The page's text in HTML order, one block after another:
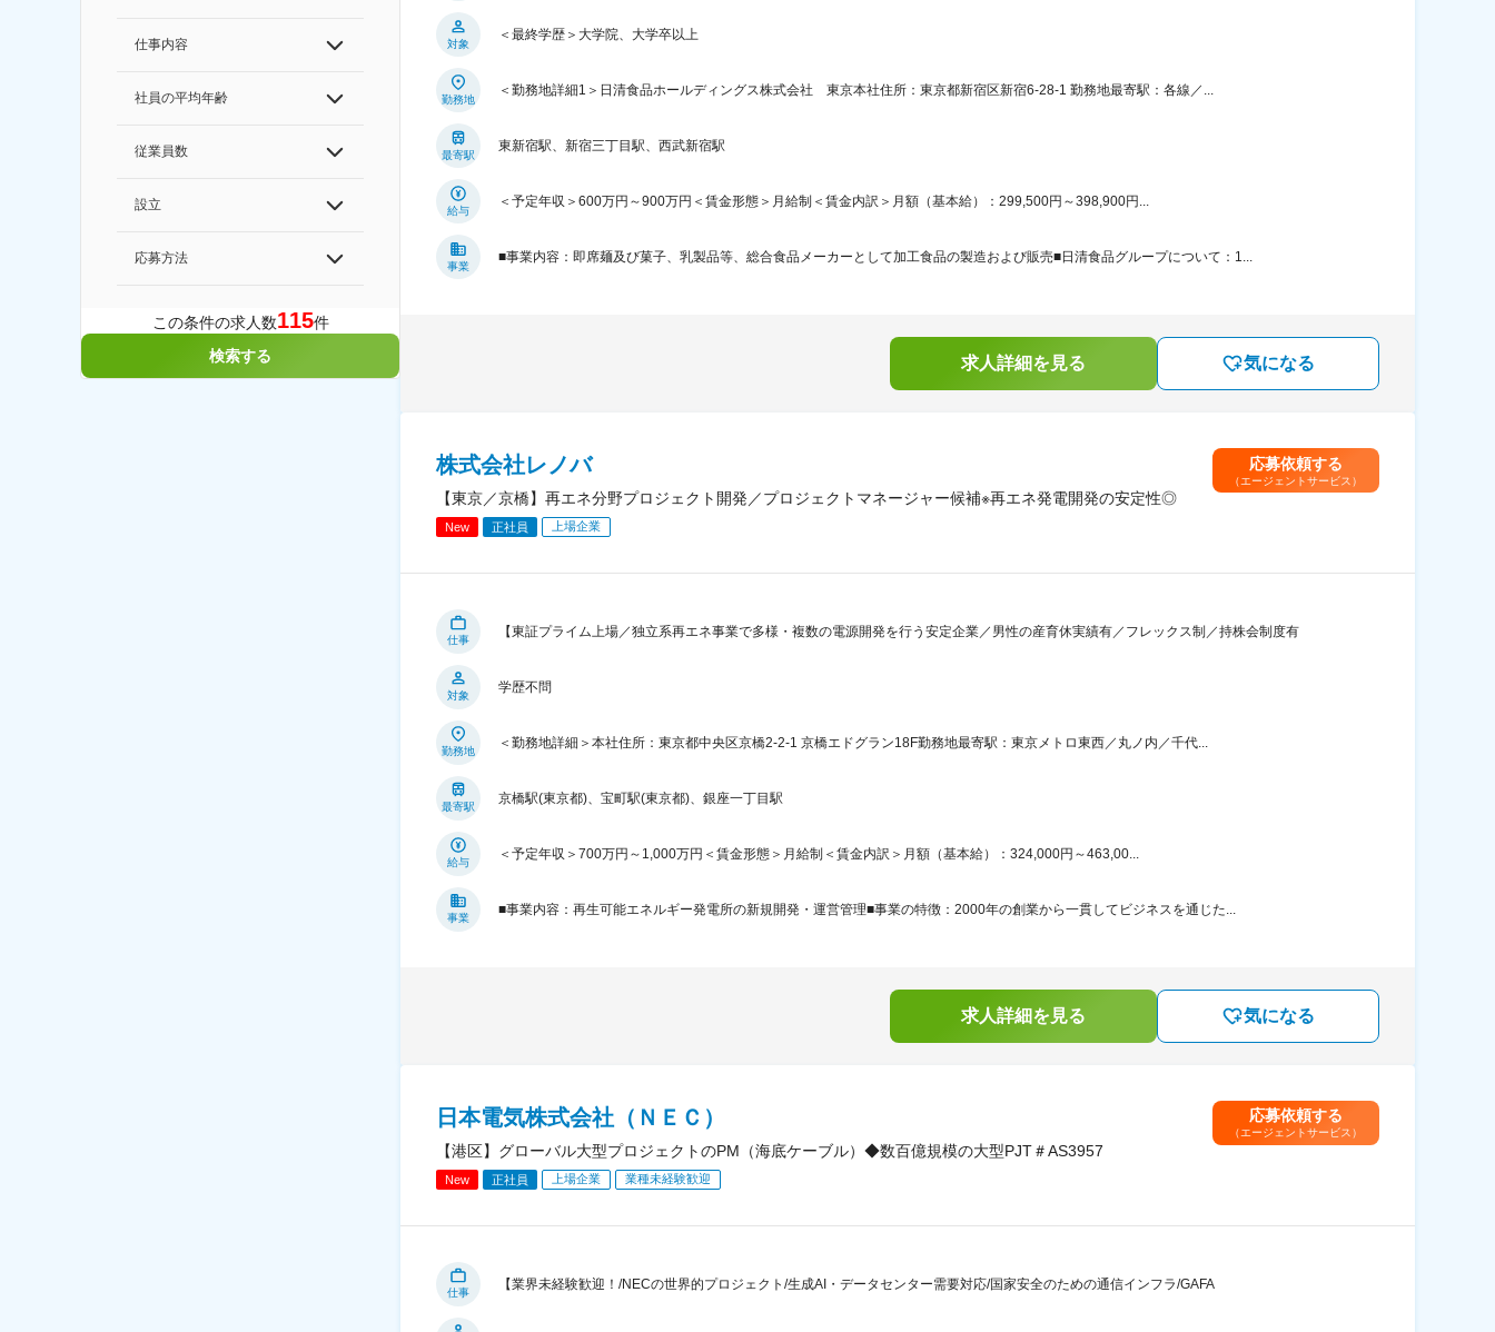
仕事内容
社員の平均年齢
従業員数
設立
応募方法
この条件の求人数115件
検索する
対象
＜最終学歴＞大学院、大学卒以上
勤務地
＜勤務地詳細1＞日清食品ホールディングス株式会社 東京本社住所：東京都新宿区新宿6-28-1 勤務地最寄駅：各線／...
最寄駅
東新宿駅、新宿三丁目駅、西武新宿駅
給与
＜予定年収＞600万円～900万円＜賃金形態＞月給制＜賃金内訳＞月額（基本給）：299,500円～398,900円...
事業
■事業内容：即席麺及び菓子、乳製品等、総合食品メーカーとして加工食品の製造および販売■日清食品グループについて：1...
求人詳細を見る 気になる
株式会社レノバ
【東京／京橋】再エネ分野プロジェクト開発／プロジェクトマネージャー候補※再エネ発電開発の安定性◎
New 正社員 上場企業
応募依頼する
（エージェントサービス）
仕事
【東証プライム上場／独立系再エネ事業で多様・複数の電源開発を行う安定企業／男性の産育休実績有／フレックス制／持株会制度有
対象
学歴不問
勤務地
＜勤務地詳細＞本社住所：東京都中央区京橋2-2-1 京橋エドグラン18F勤務地最寄駅：東京メトロ東西／丸ノ内／千代...
最寄駅
京橋駅(東京都)、宝町駅(東京都)、銀座一丁目駅
給与
＜予定年収＞700万円～1,000万円＜賃金形態＞月給制＜賃金内訳＞月額（基本給）：324,000円～463,00...
事業
■事業内容：再生可能エネルギー発電所の新規開発・運営管理■事業の特徴：2000年の創業から一貫してビジネスを通じた...
求人詳細を見る 気になる
日本電気株式会社（ＮＥＣ）
【港区】グローバル大型プロジェクトのPM（海底ケーブル）◆数百億規模の大型PJT＃AS3957
New 正社員 上場企業 業種未経験歓迎
応募依頼する
（エージェントサービス）
仕事
【業界未経験歓迎！/NECの世界的プロジェクト/生成AI・データセンター需要対応/国家安全のための通信インフラ/GAFA